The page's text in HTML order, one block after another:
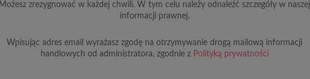
Możesz zrezygnować w każdej chwili. W tym celu należy odnaleźć szczegóły w naszej
informacji prawnej.
Wpisując adres email wyrażasz zgodę na otrzymywanie drogą mailową informacji
handlowych od administratora, zgodnie z Polityką prywatności